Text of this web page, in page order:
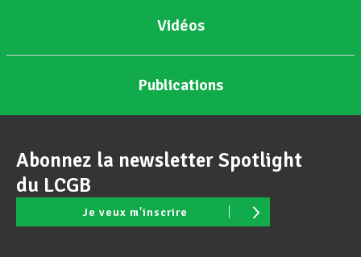
Vidéos
Publications
Abonnez la newsletter Spotlight
du LCGB
Je veux m'inscrire